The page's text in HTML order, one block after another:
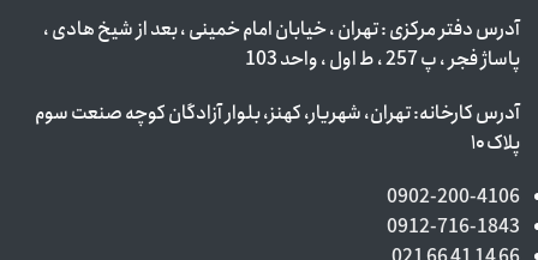
آدرس دفتر مرکزی : تهران ، خیابان امام خمینی ، بعد از شیخ هادی ،
پاساژ فجر ، پ 257 ، ط اول ، واحد 103
آدرس کارخانه: تهران، شهریار، کهنز، بلوار آزادگان کوچه صنعت سوم
پلاک ۱۰
0902-200-4106
0912-716-1843